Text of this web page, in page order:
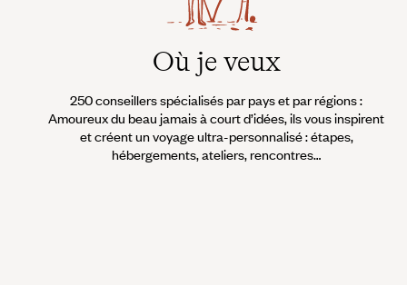
Où je veux
250 conseillers spécialisés par pays et par régions :
Amoureux du beau jamais à court d’idées, ils vous inspirent
et créent un voyage ultra-personnalisé : étapes,
hébergements, ateliers, rencontres…